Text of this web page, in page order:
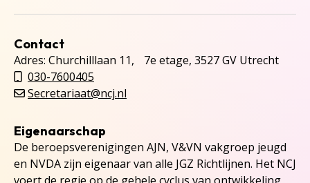
Contact
Adres: Churchilllaan 11, 7e etage, 3527 GV Utrecht
030-7600405
Secretariaat@ncj.nl
Eigenaarschap
De beroepsverenigingen AJN, V&VN vakgroep jeugd
en NVDA zijn eigenaar van alle JGZ Richtlijnen. Het NCJ